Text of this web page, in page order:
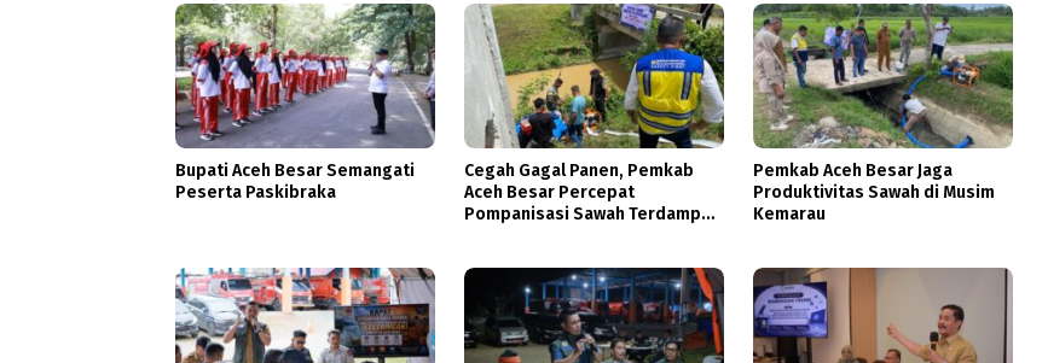
Bupati Aceh Besar Semangati
Peserta Paskibraka
Cegah Gagal Panen, Pemkab
Aceh Besar Percepat
Pompanisasi Sawah Terdampak
Pemkab Aceh Besar Jaga
Produktivitas Sawah di Musim
Kemarau